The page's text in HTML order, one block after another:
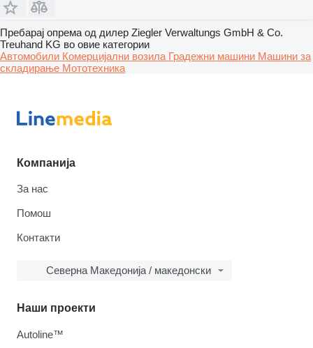
Пребарај опрема од дилер Ziegler Verwaltungs GmbH & Co.
Treuhand KG во овие категории
Автомобили Комерцијални возила Градежни машини Машини за
складирање Мототехника
Компанија
За нас
Помош
Контакти
Северна Македонија / македонски
Наши проекти
Autoline™